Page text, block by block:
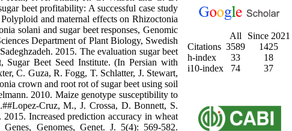
All
Since 2021
Citations 3589
1425
h-index
33
18
i10-index
74 37
beet profitability: A successful case study
and maternal effects on Rhizoctonia
solani and sugar beet responses, Genomic
Department of Plant Biology, Swedish
2015. The evaluation sugar beet
Sugar Beet Seed Institute. (In Persian with
C. Guza, R. Fogg, T. Schlatter, J. Stewart,
crown and root rot of sugar beet using soil
2010. Maize genotype susceptibility to
Cruz, M., J. Crossa, D. Bonnett, S.
Increased prediction accuracy in wheat
Genomes, Genet. J. 5(4): 569-582.